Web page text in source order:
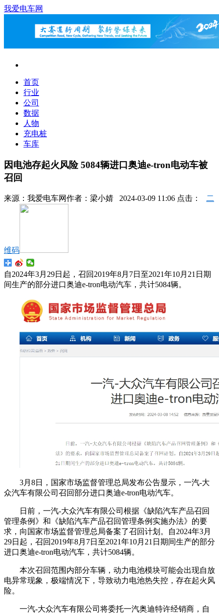
我爱电车网
首页
行业
公司
数据
人物
充电桩
车库
因电池存起火风险 5084辆进口奥迪e-tron电动车被
召回
来源： 我爱电车网作者： 梁小婧 2024-03-09 11:06 点击： 二
维码
自2024年3月29日起，召回2019年8月7日至2021年10月21日期
间生产的部分进口奥迪e-tron电动汽车，共计5084辆。
3月8日，国家市场监督管理总局发布公告显示，一汽-大
众汽车有限公司召回部分进口奥迪e-tron电动汽车。
日前，一汽-大众汽车有限公司根据《缺陷汽车产品召回
管理条例》和《缺陷汽车产品召回管理条例实施办法》的要
求，向国家市场监督管理总局备案了召回计划。自2024年3月
29日起，召回2019年8月7日至2021年10月21日期间生产的部分
进口奥迪e-tron电动汽车，共计5084辆。
本次召回范围内部分车辆，动力电池模块可能会出现自放
电异常现象，极端情况下，导致动力电池热失控，存在起火风
险。
一汽-大众汽车有限公司将委托一汽奥迪特许经销商，自